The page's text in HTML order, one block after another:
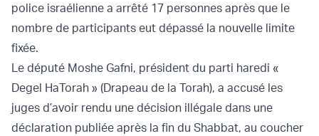
police israélienne a arrêté 17 personnes après que le
nombre de participants eut dépassé la nouvelle limite
fixée.
Le député Moshe Gafni, président du parti haredi «
Degel HaTorah » (Drapeau de la Torah), a accusé les
juges d’avoir rendu une décision illégale dans une
déclaration publiée après la fin du Shabbat, au coucher